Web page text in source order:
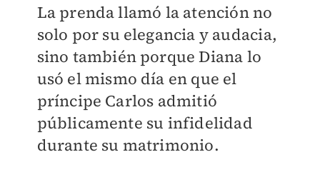
La prenda llamó la atención no
solo por su elegancia y audacia,
sino también porque Diana lo
usó el mismo día en que el
príncipe Carlos admitió
públicamente su infidelidad
durante su matrimonio.